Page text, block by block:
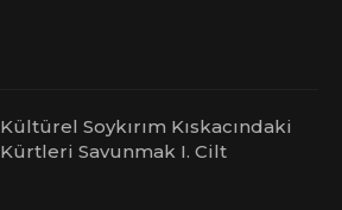
Kültürel Soykırım Kıskacındaki
Kürtleri Savunmak I. Cilt